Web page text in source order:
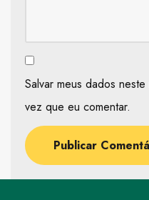
Salvar meus dados
vez que eu comentar.